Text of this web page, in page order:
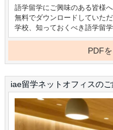
語学留学にご興味のある皆様
無料でダウンロードしていた
学校、知っておくべき語学留
PDF
iae留学ネットオフィスの